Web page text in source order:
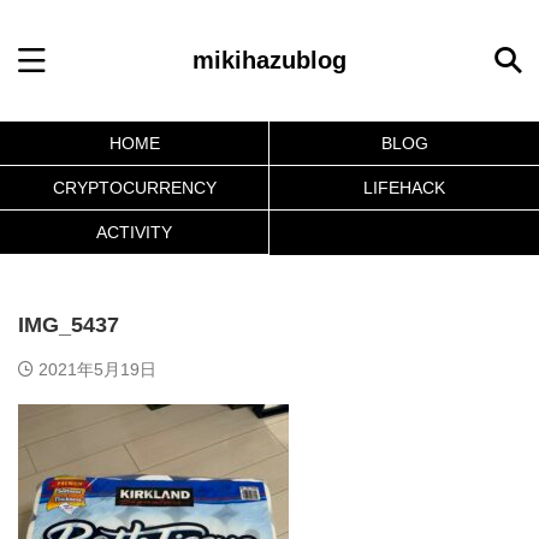
mikihazublog
HOME BLOG
CRYPTOCURRENCY LIFEHACK
ACTIVITY
IMG_5437
2021年5月19日